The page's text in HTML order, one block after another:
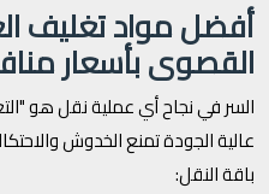
أفضل مواد تغليف
القصوى بأسعار
السر في نجاح أي عملية نقل هو
عالية الجودة تمنع الخدوش
باقة النقل: